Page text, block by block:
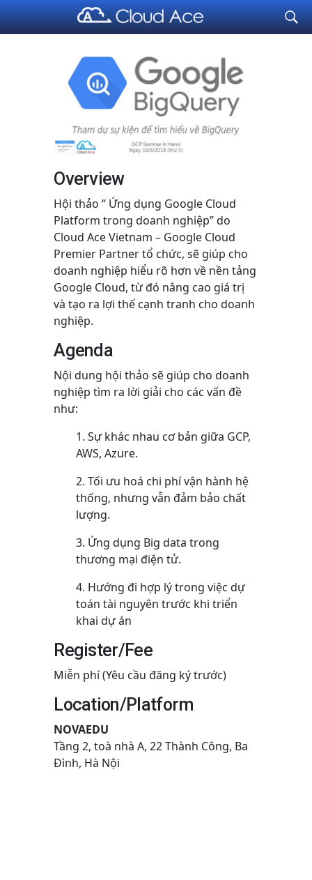
Cloud Ace
Nhà cung cấp giải pháp trên GCP cho doanh nghiệp
Overview
Hội thảo “ Ứng dụng Google Cloud
Platform trong doanh nghiệp” do
Cloud Ace Vietnam – Google Cloud
Premier Partner tổ chức, sẽ giúp cho
doanh nghiệp hiểu rõ hơn về nền tảng
Google Cloud, từ đó nâng cao giá trị
và tạo ra lợi thế cạnh tranh cho doanh
nghiệp.
Agenda
Nội dung hội thảo sẽ giúp cho doanh
nghiệp tìm ra lời giải cho các vấn đề
như:
Sự khác nhau cơ bản giữa GCP,
AWS, Azure.
Tối ưu hoá chi phí vận hành hệ
thống, nhưng vẫn đảm bảo chất
lượng.
Ứng dụng Big data trong
thương mại điện tử.
Hướng đi hợp lý trong việc dự
toán tài nguyên trước khi triển
khai dự án
Register/Fee
Miễn phí (Yêu cầu đăng ký trước)
Location/Platform
NOVAEDU
Tầng 2, toà nhà A, 22 Thành Công, Ba
Đình, Hà Nội